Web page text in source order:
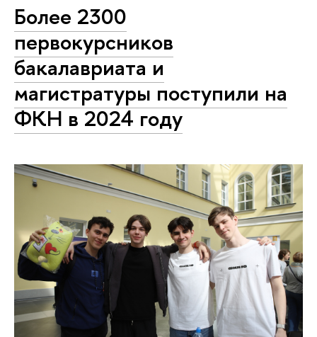
Более 2300
первокурсников
бакалавриата и
магистратуры поступили на
ФКН в 2024 году